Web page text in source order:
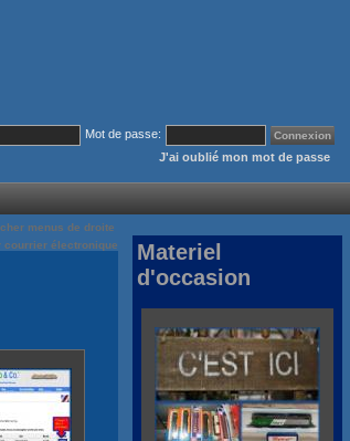
Mot de passe:
J'ai oublié mon mot de passe
menus de droite
courrier électronique
Materiel
d'occasion